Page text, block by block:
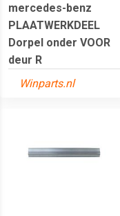
mercedes-benz
PLAATWERKDEEL
Dorpel onder VOOR
deur R
Winparts.nl